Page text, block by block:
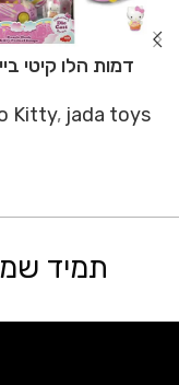
דמות הלו קיטי
Kitty, jada toys
תמיד